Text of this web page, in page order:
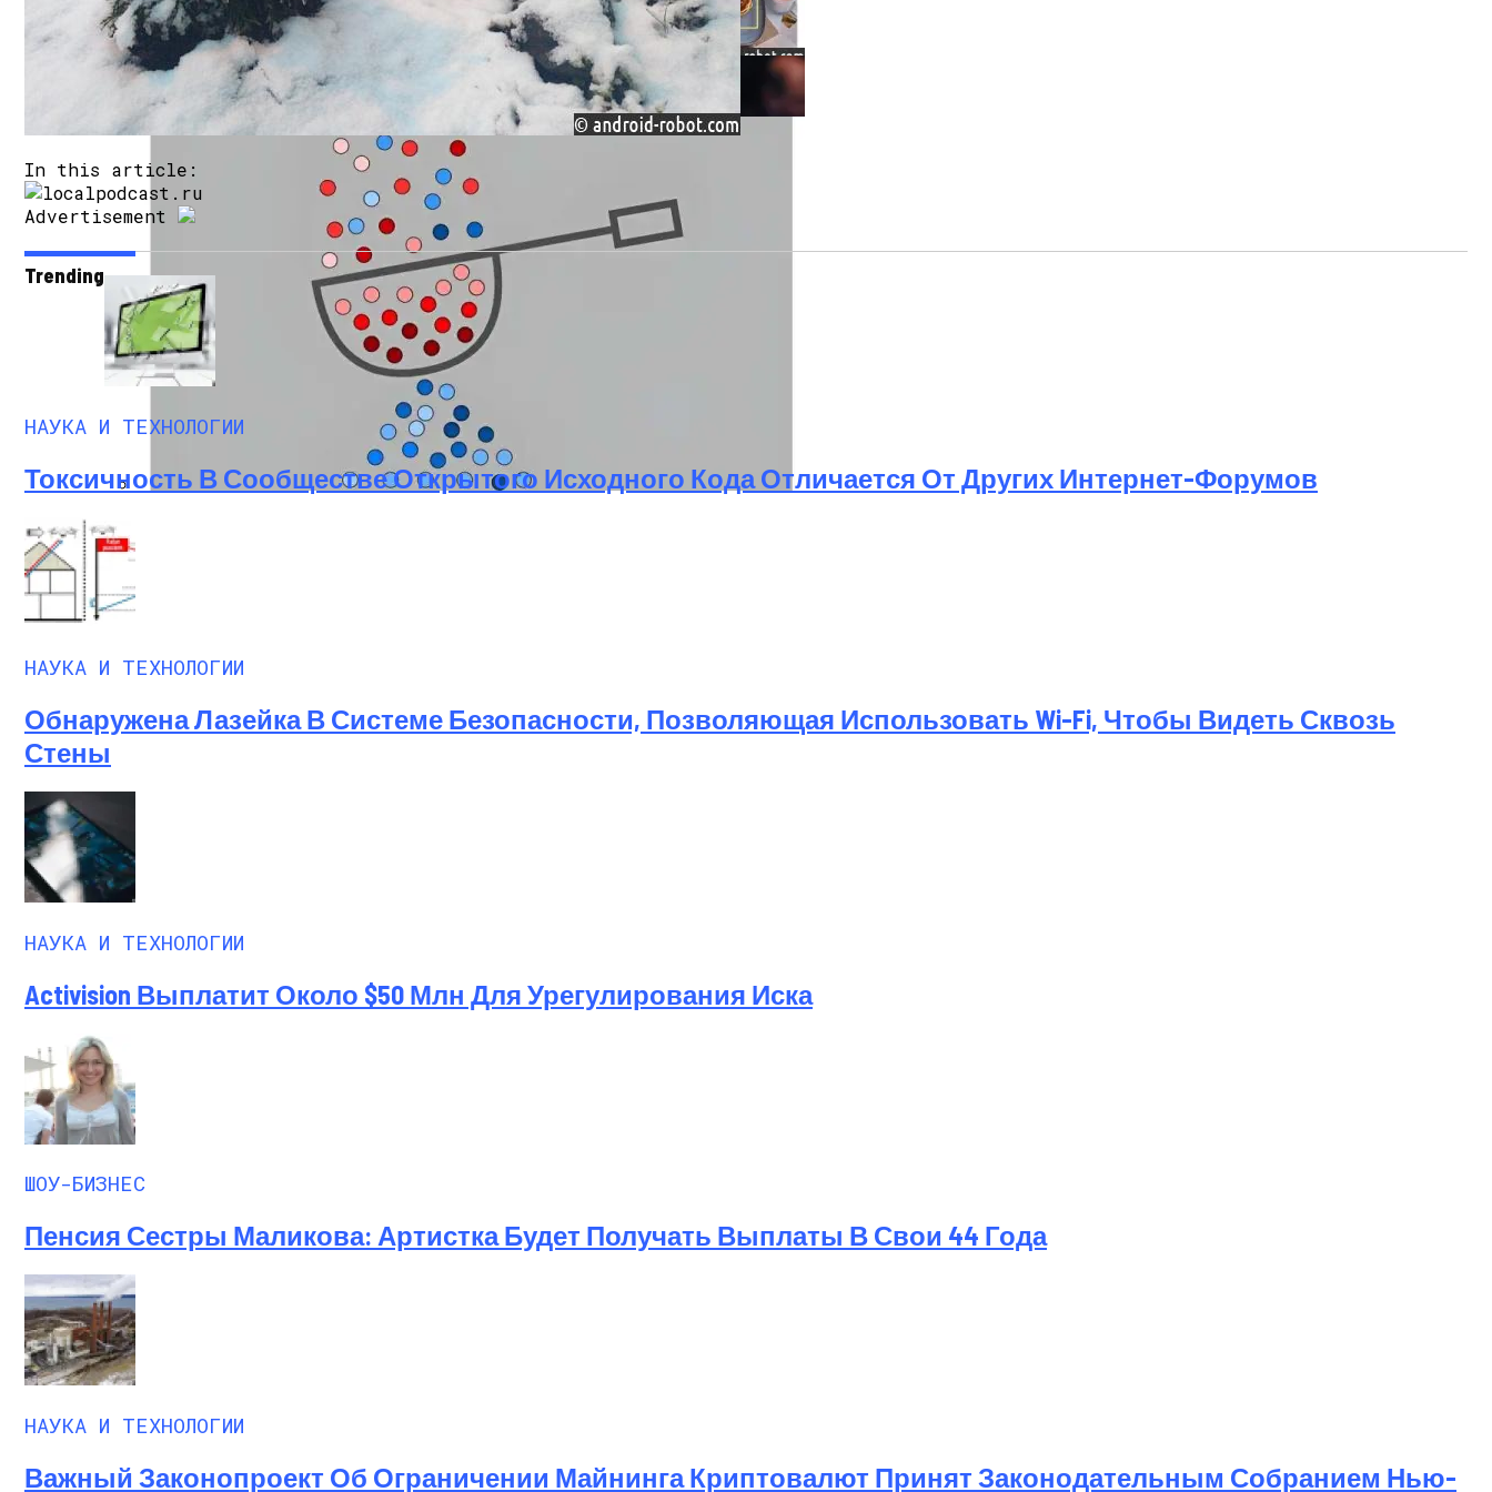
Как Состояние Сына Михаила Ефремова, Который Выпал Из Окна
Google Объявляет О Разработке Lumiere, Генератора Текста В Видео
In this article:
Advertisement
Trending
НАУКА И ТЕХНОЛОГИИ
Токсичность В Сообществе Открытого Исходного Кода Отличается От Других Интернет-Форумов
НАУКА И ТЕХНОЛОГИИ
Обнаружена Лазейка В Системе Безопасности, Позволяющая Использовать Wi-Fi, Чтобы Видеть Сквозь
Стены
НАУКА И ТЕХНОЛОГИИ
Activision Выплатит Около $50 Млн Для Урегулирования Иска
ШОУ-БИЗНЕС
Пенсия Сестры Маликова: Артистка Будет Получать Выплаты В Свои 44 Года
НАУКА И ТЕХНОЛОГИИ
Важный Законопроект Об Ограничении Майнинга Криптовалют Принят Законодательным Собранием Нью-